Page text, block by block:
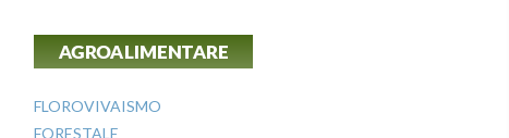
AGROALIMENTARE
FLOROVIVAISMO
FORESTALE